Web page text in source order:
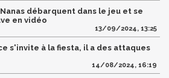
débarquent dans le jeu et se
en vidéo
13/09/2024, 13:25
s'invite à la fiesta, il a des attaques
14/08/2024, 16:19